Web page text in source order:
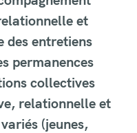
et
des entretiens
permanences
collectives
relationnelle et
(jeunes,